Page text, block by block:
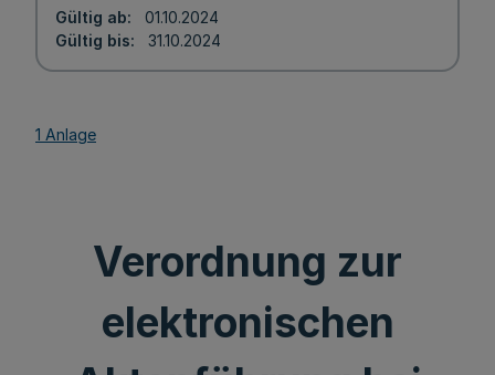
Gültig ab
01.10.2024
Gültig bis
31.10.2024
1 Anlage
Verordnung zur
elektronischen